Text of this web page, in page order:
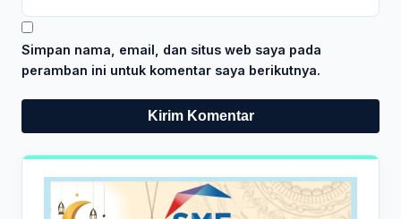
Simpan nama, email, dan situs web saya pada
peramban ini untuk komentar saya berikutnya.